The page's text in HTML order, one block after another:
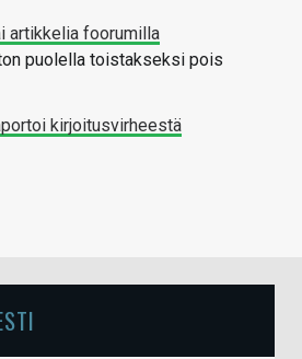
artikkelia foorumilla
puolella toistakseksi pois
kirjoitusvirheestä